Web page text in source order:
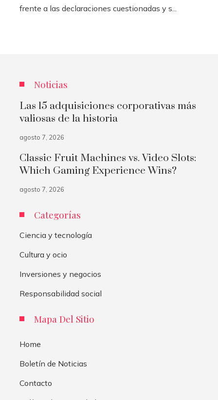
frente a las declaraciones cuestionadas y s...
Noticias
Las 15 adquisiciones corporativas más
valiosas de la historia
agosto 7, 2026
Classic Fruit Machines vs. Video Slots:
Which Gaming Experience Wins?
agosto 7, 2026
Categorías
Ciencia y tecnología
Cultura y ocio
Inversiones y negocios
Responsabilidad social
Mapa Del Sitio
Home
Boletín de Noticias
Contacto